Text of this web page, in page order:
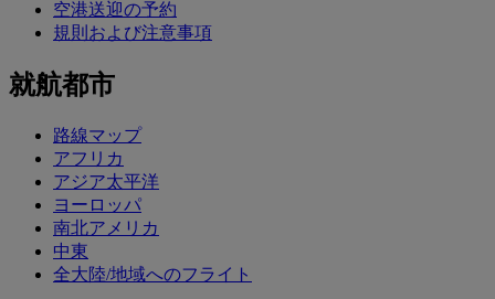
空港送迎の予約
規則および注意事項
就航都市
路線マップ
アフリカ
アジア太平洋
ヨーロッパ
南北アメリカ
中東
全大陸/地域へのフライト